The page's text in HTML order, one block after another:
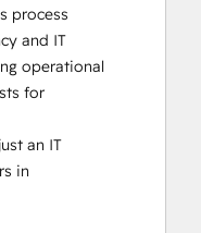
process
and IT
operational
for
an IT
in